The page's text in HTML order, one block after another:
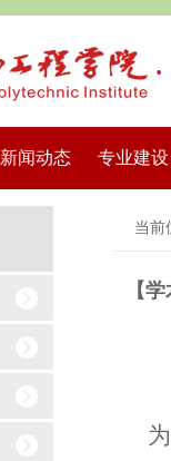
新闻动态 专业建设
当前
【
为